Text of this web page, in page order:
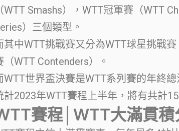
（WTT Smashs），WTT冠軍賽（WTT
）三個類型。
其中WTT挑戰賽又分為WTT球星挑戰
（WTT Contenders）。
WTT世界盃決賽是WTT系列賽的年終總
計2023年WTT賽程上半年，將有共計
賽程│WTT大滿貫積